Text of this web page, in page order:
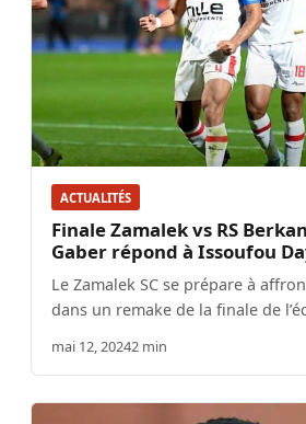
ACTUALITÉS
Finale Zamalek vs RS
Gaber répond à Issoufou
Le Zamalek SC se prépare à
dans un remake de la finale de
mai 12, 20242 min